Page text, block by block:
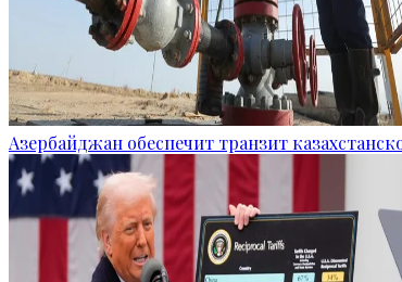
Азербайджан обеспечит транзит